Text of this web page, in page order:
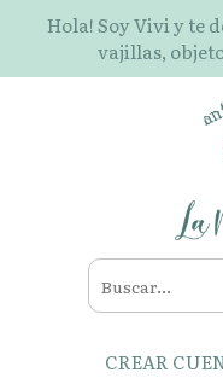
Hola! Soy Vivi y te
vajillas,
CREAR